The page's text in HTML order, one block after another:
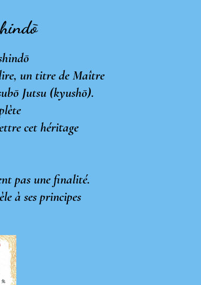
ō
un titre de Maître
ō Jutsu (kyushō).
cet héritage
pas une finalité.
à ses principes